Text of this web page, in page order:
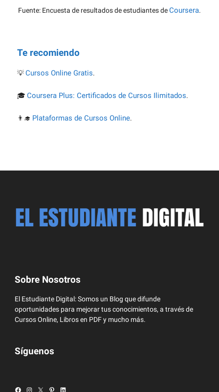
Fuente: Encuesta de resultados de estudiantes deCoursera.
Te recomiendo
💡Cursos Online Gratis.
🎓 Coursera Plus: Certificados de Cursos Ilimitados.
👨‍🎓 Plataformas de Cursos Online.
Sobre Nosotros
El Estudiante Digital: Somos un Blog que difunde
oportunidades para mejorar tus conocimientos, a través de
Cursos Online, Libros en PDF y mucho más.
Síguenos
Facebook
Instagram
X PinterestLinkedIn